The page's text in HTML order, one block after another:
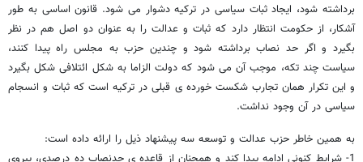
برداشته شود، ایجاد ثبات سیاسی در ترکیه دشوار می شود. قانون اساسی به طور
آشکار، از حکومت انتظار دارد که ثبات و عدالت را به عنوان دو اصل هم در نظر
بگیرد و اگر حد نصاب برداشته شود و چندین حزب به مجلس راه پیدا کنند،
سیاست چند تکه، موجب آن می شود که دولت الزاما به شکل ائتلافی شکل بگیرد
و این تکرار همان تجارب شکست خورده ی قبلی در ترکیه است که ثبات و انسجام
سیاسی در آن وجود نداشت.
به همین خاطر حزب عدالت و توسعه سه پیشنهاد ذیل را ارائه داده است: